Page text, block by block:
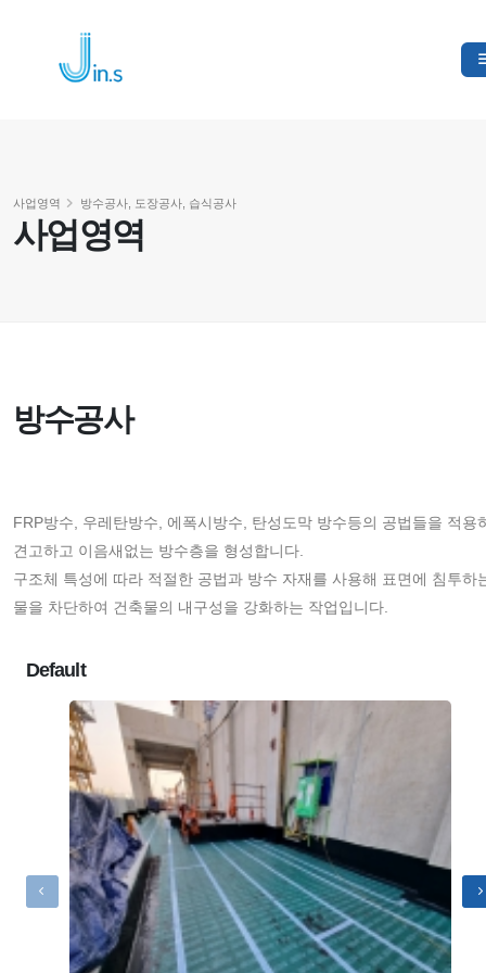
사업영역
사업영역 방수공사, 도장공사, 습식공사
방수공사
FRP방수, 우레탄방수, 에폭시방수, 탄성도막 방수등의 공법들을 적용
견고하고 이음새없는 방수층을 형성합니다.
구조체 특성에 따라 적절한 공법과 방수 자재를 사용해 표면에 침투하
물을 차단하여 건축물의 내구성을 강화하는 작업입니다.
Default